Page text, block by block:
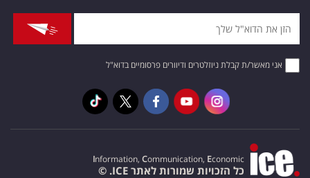
אני מאשר/ת קבלת ניוזלטרים ודיוורים פרסומיים בדוא"ל
Information, Communication, Economic
כל הזכויות שמורות לאתר ICE. ©